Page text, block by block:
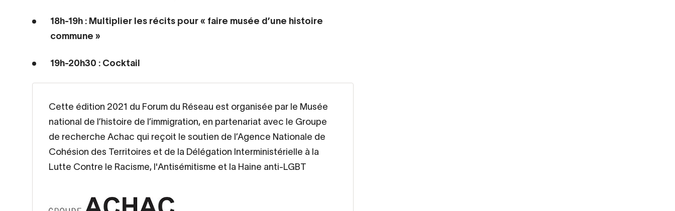
18h-19h : Multiplier les récits pour « faire musée d’une histoire
commune »
19h-20h30 : Cocktail
Cette édition 2021 du Forum du Réseau est organisée par le Musée
national de l’histoire de l’immigration, en partenariat avec le Groupe
de recherche Achac qui reçoit le soutien de l’Agence Nationale de
Cohésion des Territoires et de la Délégation Interministérielle à la
Lutte Contre le Racisme, l'Antisémitisme et la Haine anti-LGBT